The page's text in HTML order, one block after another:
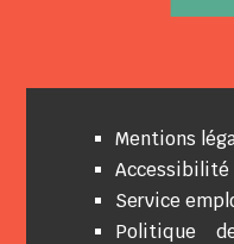
Mentions
Accessibilité
Service
Politique